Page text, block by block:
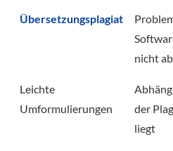
Übersetzungsplagiat
nicht
Leichte
Umformulierungen
der
liegt